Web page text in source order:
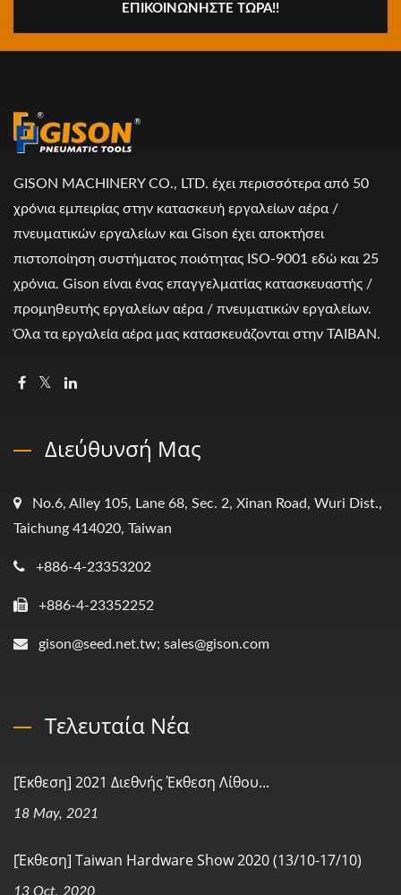
ΕΠΙΚΟΙΝΩΝΉΣΤΕ ΤΏΡΑ!!
GISON MACHINERY CO., LTD. έχει περισσότερα από 50
χρόνια εμπειρίας στην κατασκευή εργαλείων αέρα /
πνευματικών εργαλείων και Gison έχει αποκτήσει
πιστοποίηση συστήματος ποιότητας ISO-9001 εδώ και 25
χρόνια. Gison είναι ένας επαγγελματίας κατασκευαστής /
προμηθευτής εργαλείων αέρα / πνευματικών εργαλείων.
Όλα τα εργαλεία αέρα μας κατασκευάζονται στην ΤΑΙΒΑΝ.
Διεύθυνσή Μας
No.6, Alley 105, Lane 68, Sec. 2, Xinan Road, Wuri Dist.,
Taichung 414020, Taiwan
+886-4-23353202
+886-4-23352252
gison@seed.net.tw; sales@gison.com
Τελευταία Νέα
[Έκθεση] 2021 Διεθνής Έκθεση Λίθου...
18 May, 2021
[Έκθεση] Taiwan Hardware Show 2020 (13/10-17/10)
13 Oct, 2020